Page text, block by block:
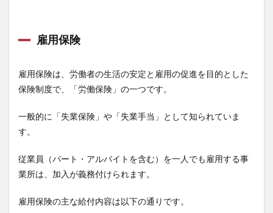
雇用保険
雇用保険は、労働者の生活の安定と雇用の促進を目的とした
保険制度で、「労働保険」の一つです。
一般的に「失業保険」や「失業手当」として知られていま
す。
従業員（パート・アルバイトを含む）を一人でも雇用する事
業所は、加入が義務付けられます。
雇用保険の主な給付内容は以下の通りです。